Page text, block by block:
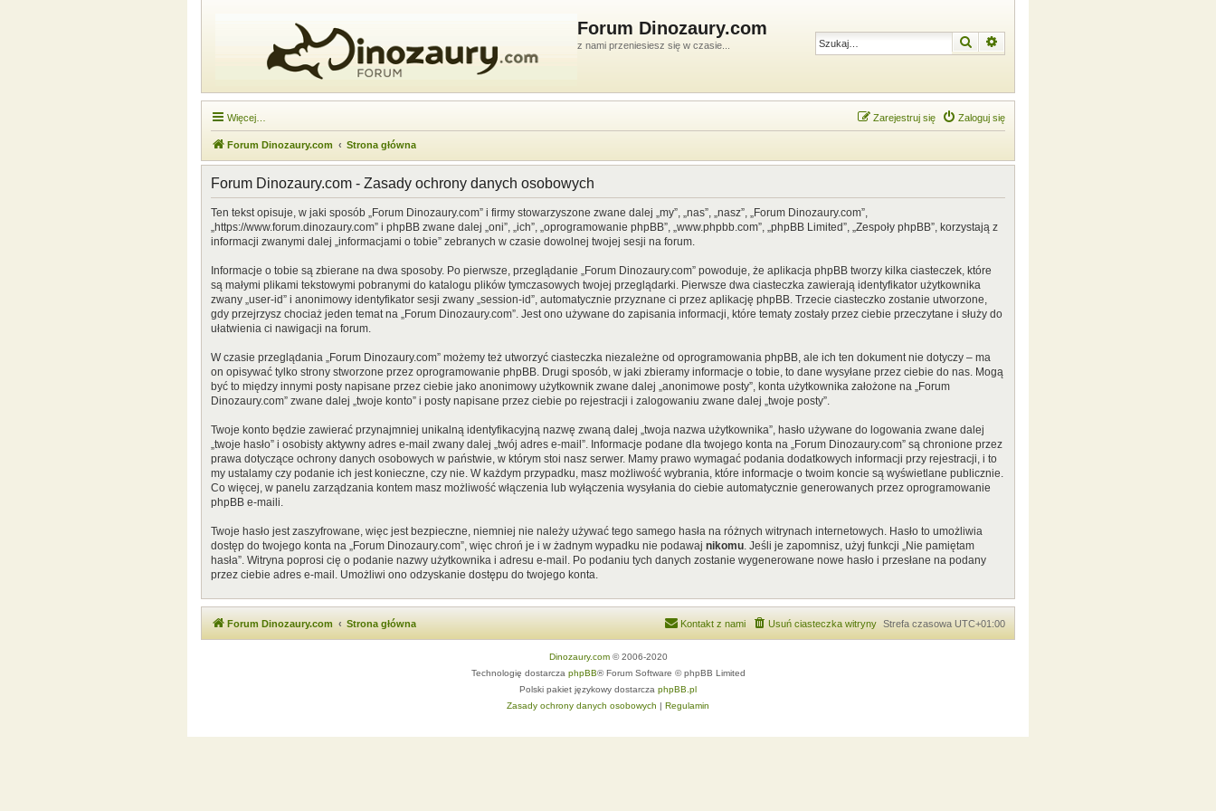
Forum Dinozaury.com
z nami przeniesiesz się w czasie... Szukaj
Więcej… Zaloguj się
Zarejestruj się
Forum Dinozaury.com Strona główna
Forum Dinozaury.com - Zasady ochrony danych osobowych
Ten tekst opisuje, w jaki sposób „Forum Dinozaury.com” i firmy stowarzyszone zwane dalej „my”, „nas”, „nasz”, „Forum Dinozaury.com”,
„https://www.forum.dinozaury.com” i phpBB zwane dalej „oni”, „ich”, „oprogramowanie phpBB”, „www.phpbb.com”, „phpBB Limited”, „Zespoły phpBB”, korzystają z
informacji zwanymi dalej „informacjami o tobie” zebranych w czasie dowolnej twojej sesji na forum.
Informacje o tobie są zbierane na dwa sposoby. Po pierwsze, przeglądanie „Forum Dinozaury.com” powoduje, że aplikacja phpBB tworzy kilka ciasteczek, które
są małymi plikami tekstowymi pobranymi do katalogu plików tymczasowych twojej przeglądarki. Pierwsze dwa ciasteczka zawierają identyfikator użytkownika
zwany „user-id” i anonimowy identyfikator sesji zwany „session-id”, automatycznie przyznane ci przez aplikację phpBB. Trzecie ciasteczko zostanie utworzone,
gdy przejrzysz chociaż jeden temat na „Forum Dinozaury.com”. Jest ono używane do zapisania informacji, które tematy zostały przez ciebie przeczytane i służy do
ułatwienia ci nawigacji na forum.
W czasie przeglądania „Forum Dinozaury.com” możemy też utworzyć ciasteczka niezależne od oprogramowania phpBB, ale ich ten dokument nie dotyczy – ma
on opisywać tylko strony stworzone przez oprogramowanie phpBB. Drugi sposób, w jaki zbieramy informacje o tobie, to dane wysyłane przez ciebie do nas. Mogą
być to między innymi posty napisane przez ciebie jako anonimowy użytkownik zwane dalej „anonimowe posty”, konta użytkownika założone na „Forum
Dinozaury.com” zwane dalej „twoje konto” i posty napisane przez ciebie po rejestracji i zalogowaniu zwane dalej „twoje posty”.
Twoje konto będzie zawierać przynajmniej unikalną identyfikacyjną nazwę zwaną dalej „twoja nazwa użytkownika”, hasło używane do logowania zwane dalej
„twoje hasło” i osobisty aktywny adres e-mail zwany dalej „twój adres e-mail”. Informacje podane dla twojego konta na „Forum Dinozaury.com” są chronione przez
prawa dotyczące ochrony danych osobowych w państwie, w którym stoi nasz serwer. Mamy prawo wymagać podania dodatkowych informacji przy rejestracji, i to
my ustalamy czy podanie ich jest konieczne, czy nie. W każdym przypadku, masz możliwość wybrania, które informacje o twoim koncie są wyświetlane publicznie.
Co więcej, w panelu zarządzania kontem masz możliwość włączenia lub wyłączenia wysyłania do ciebie automatycznie generowanych przez oprogramowanie
phpBB e-maili.
Twoje hasło jest zaszyfrowane, więc jest bezpieczne, niemniej nie należy używać tego samego hasła na różnych witrynach internetowych. Hasło to umożliwia
dostęp do twojego konta na „Forum Dinozaury.com”, więc chroń je i w żadnym wypadku nie podawaj nikomu. Jeśli je zapomnisz, użyj funkcji „Nie pamiętam
hasła”. Witryna poprosi cię o podanie nazwy użytkownika i adresu e-mail. Po podaniu tych danych zostanie wygenerowane nowe hasło i przesłane na podany
przez ciebie adres e-mail. Umożliwi ono odzyskanie dostępu do twojego konta.
Forum Dinozaury.com Strona główna Strefa czasowa UTC+01:00
Usuń ciasteczka witryny
Kontakt z nami
Dinozaury.com© 2006-2020
Technologię dostarcza phpBB® Forum Software © phpBB Limited
Polski pakiet językowy dostarcza phpBB.pl
Zasady ochrony danych osobowych | Regulamin